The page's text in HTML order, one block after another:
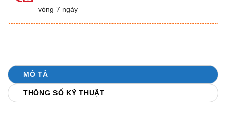
vòng 7 ngày
MÔ TẢ
THÔNG SỐ KỸ THUẬT